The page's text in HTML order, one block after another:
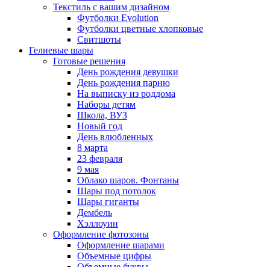
Текстиль с вашим дизайном
Футболки Evolution
Футболки цветные хлопковые
Свитшоты
Гелиевые шары
Готовые решения
День рождения девушки
День рождения парню
На выписку из роддома
Наборы детям
Школа, ВУЗ
Новый год
День влюбленных
8 марта
23 февраля
9 мая
Облако шаров. Фонтаны
Шары под потолок
Шары гиганты
Дембель
Хэллоуин
Оформление фотозоны
Оформление шарами
Объемные цифры